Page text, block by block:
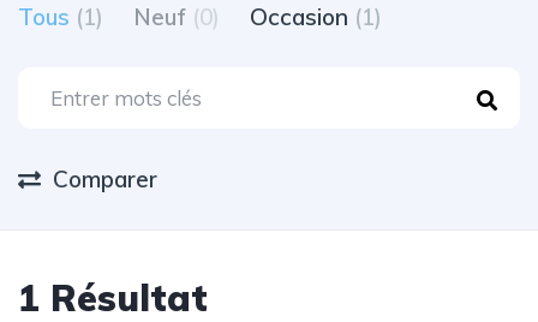
Tous (1) Neuf (0) Occasion (1)
Comparer
1 Résultat